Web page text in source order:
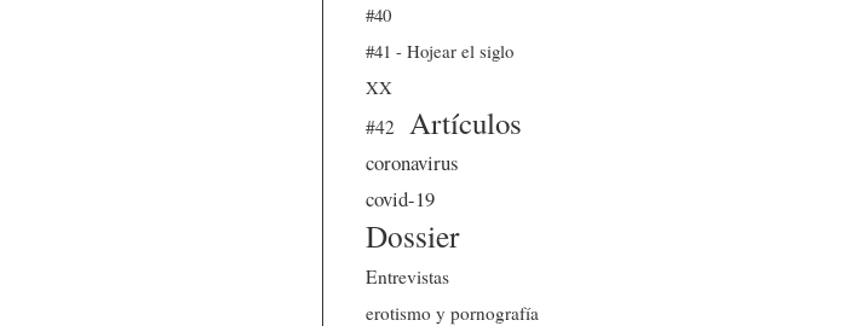
#40
#41 - Hojear el siglo
XX
#42
Artículos
coronavirus
covid-19
Dossier
Entrevistas
erotismo y pornografía